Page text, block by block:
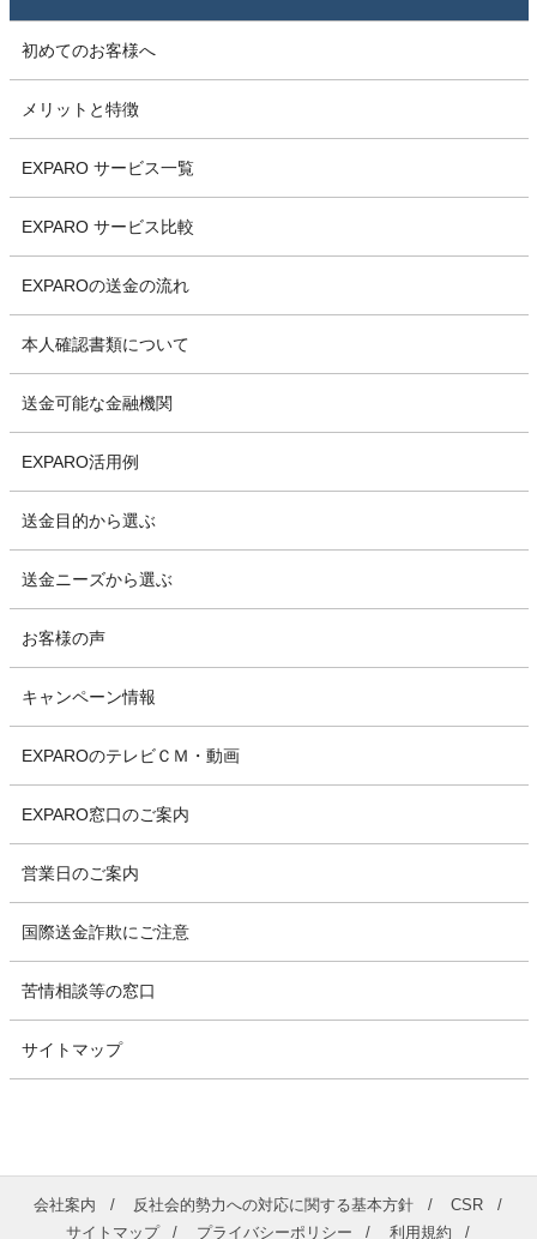
初めてのお客様へ
メリットと特徴
EXPARO サービス一覧
EXPARO サービス比較
EXPAROの送金の流れ
本人確認書類について
送金可能な金融機関
EXPARO活用例
送金目的から選ぶ
送金ニーズから選ぶ
お客様の声
キャンペーン情報
EXPAROのテレビＣＭ・動画
EXPARO窓口のご案内
営業日のご案内
国際送金詐欺にご注意
苦情相談等の窓口
サイトマップ
会社案内 反社会的勢力への対応に関する基本方針
CSR
サイトマップ
プライバシーポリシー 利用規約